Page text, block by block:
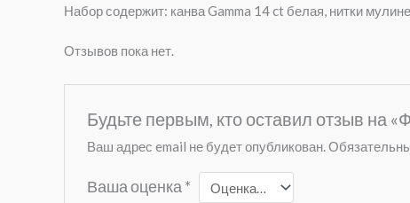
Набор содержит: канва Gamma 14 ct белая, нитки
Отзывов пока нет.
Будьте первым, кто оставил отзыв на
Ваш адрес email не будет опубликован.
Ваша оценка *